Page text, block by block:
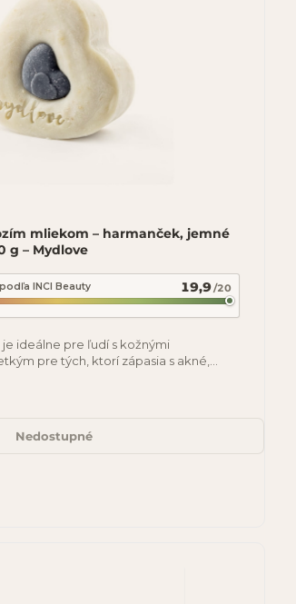
mliekom – harmanček, jemné
g – Mydlove
INCI Beauty 19,9/20
ideálne pre ľudí s kožnými
pre tých, ktorí zápasia s akné,
Nedostupné